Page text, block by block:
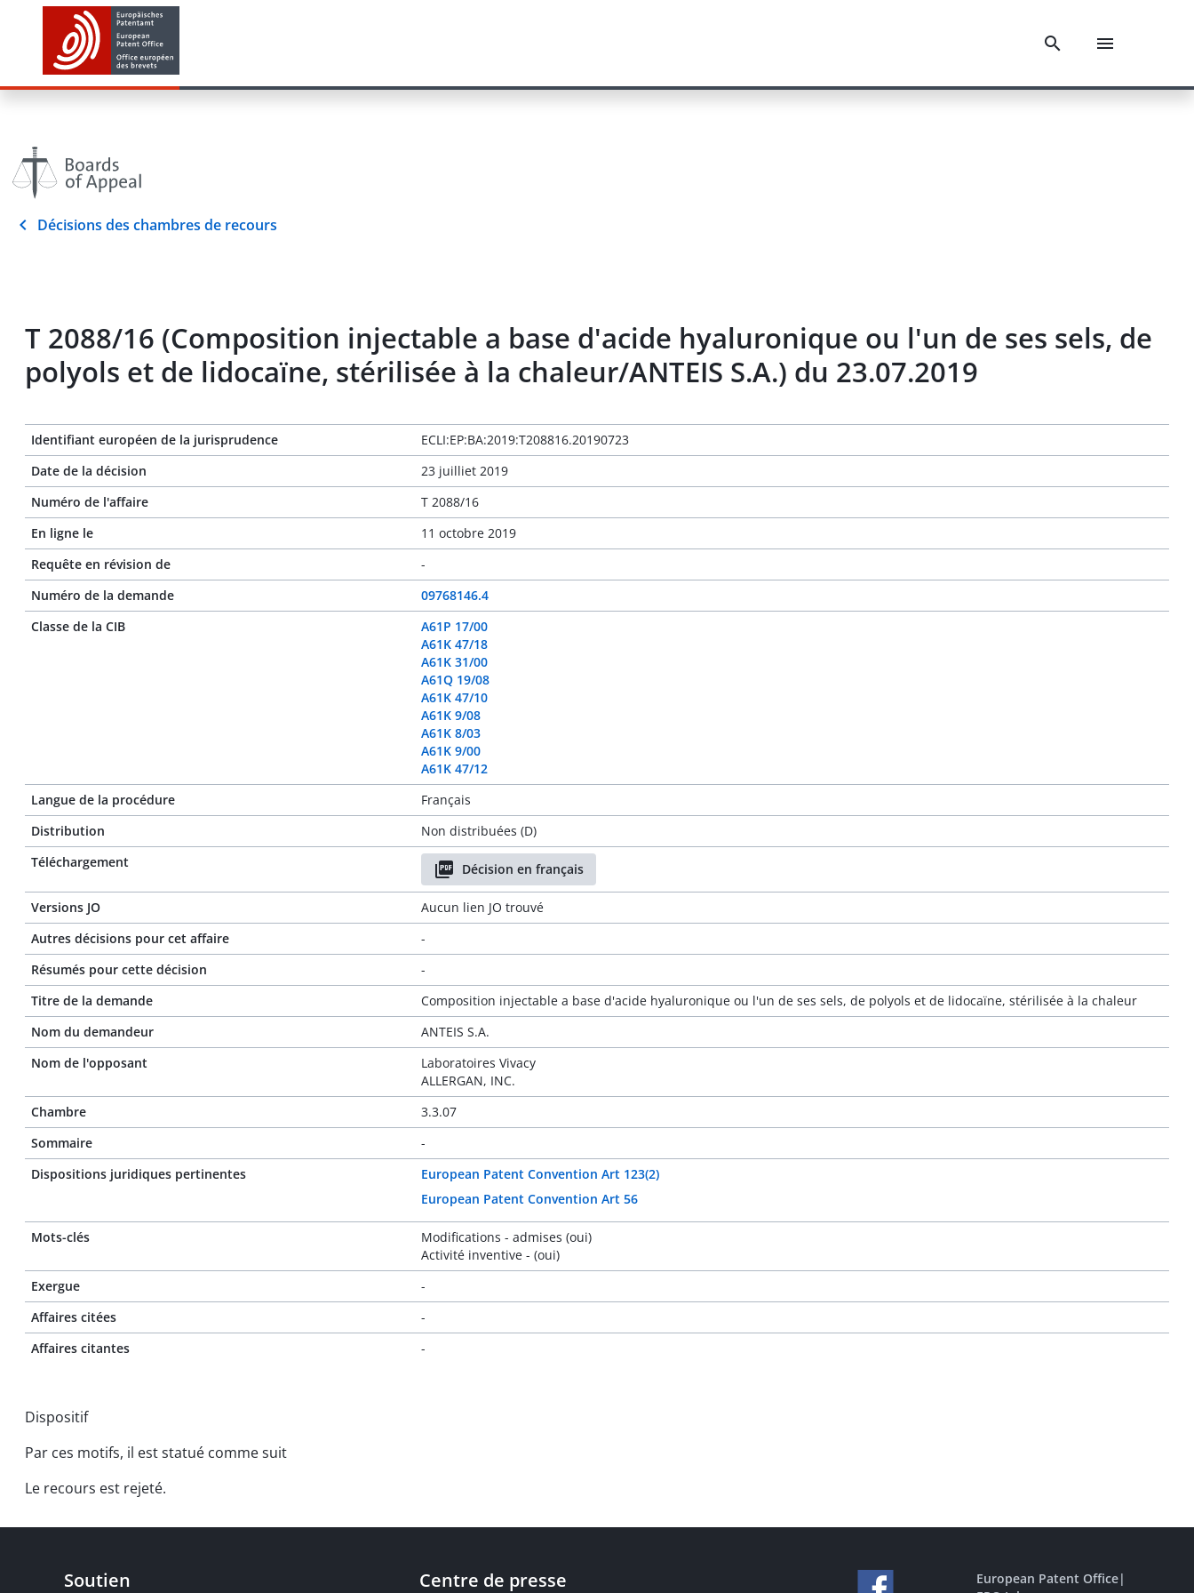
Décisions des chambres de recours
T 2088/16 (Composition injectable a base d'acide hyaluronique ou l'un de ses sels, de
polyols et de lidocaïne, stérilisée à la chaleur/ANTEIS S.A.) du 23.07.2019
Identifiant européen de la jurisprudence
ECLI:EP:BA:2019:T208816.20190723
Date de la décision
23 juilliet 2019
Numéro de l'affaire
T 2088/16
En ligne le
11 octobre 2019
Requête en révision de
-
Numéro de la demande
09768146.4
Classe de la CIB
A61P 17/00
A61K 47/18
A61K 31/00
A61Q 19/08
A61K 47/10
A61K 9/08
A61K 8/03
A61K 9/00
A61K 47/12
Langue de la procédure
Français
Distribution
Non distribuées (D)
Téléchargement
Décision en français
Versions JO
Aucun lien JO trouvé
Autres décisions pour cet affaire
-
Résumés pour cette décision
-
Titre de la demande
Composition injectable a base d'acide hyaluronique ou l'un de ses sels, de polyols et de lidocaïne, stérilisée à la chaleur
Nom du demandeur
ANTEIS S.A.
Nom de l'opposant
Laboratoires Vivacy
ALLERGAN, INC.
Chambre
3.3.07
Sommaire
-
Dispositions juridiques pertinentes
European Patent Convention Art 123(2)
European Patent Convention Art 56
Mots-clés
Modifications - admises (oui)
Activité inventive - (oui)
Exergue
-
Affaires citées
-
Affaires citantes
-
Dispositif
Par ces motifs, il est statué comme suit
Le recours est rejeté.
Soutien
Centre de presse
European Patent Office|